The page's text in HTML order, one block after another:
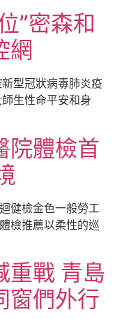
”密森和
網
型冠狀病毒肺炎疫
生性命平安和身
院體檢首
健檢金色一般勞工
檢推薦以柔性的巡
重戰 青島
窗們外行